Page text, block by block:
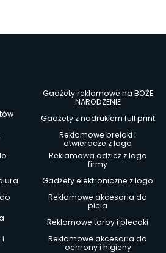
Gadżety reklamowe na BOŻE
NARODZENIE
Gadżety z nadrukiem full print
Reklamowe breloki i
otwieracze z logo
Reklamowa odzież z logo
firmy
Gadżety elektroniczne z logo
Reklamowe akcesoria do
picia
Reklamowe torby i plecaki
i
Reklamowe akcesoria do
ochrony i higieny